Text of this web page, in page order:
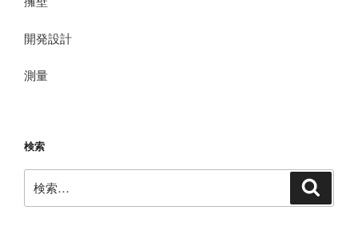
開発設計
測量
検索
索: